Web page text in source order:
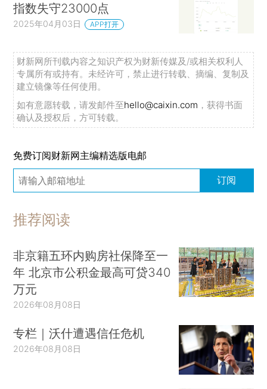
指数失守23000点
2025年04月03日 APP打开
财新网所刊载内容之知识产权为财新传媒及/或相关权利人
专属所有或持有。未经许可，禁止进行转载、摘编、复制及
建立镜像等任何使用。
如有意愿转载，请发邮件至hello@caixin.com ，获得书面
确认及授权后，方可转载。
免费订阅财新网主编精选版电邮
订阅
推荐阅读
非京籍五环内购房社保降至一
年 北京市公积金最高可贷340
万元
2026年08月08日
专栏｜沃什遭遇信任危机
2026年08月08日